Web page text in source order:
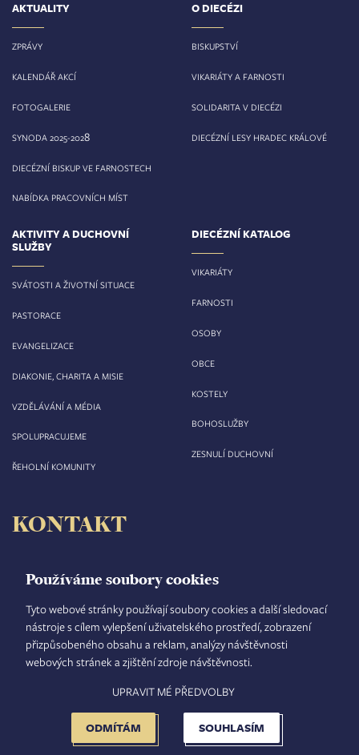
Používáme soubory cookies
Tyto webové stránky používají soubory cookies a další sledovací
nástroje s cílem vylepšení uživatelského prostředí, zobrazení
přizpůsobeného obsahu a reklam, analýzy návštěvnosti
webových stránek a zjištění zdroje návštěvnosti.
SOUHLASÍM
ODMÍTÁM
UPRAVIT MÉ PŘEDVOLBY
AKTUALITY
ZPRÁVY
KALENDÁŘ AKCÍ
FOTOGALERIE
SYNODA 2025-2028
DIECÉZNÍ BISKUP VE FARNOSTECH
NABÍDKA PRACOVNÍCH MÍST
O DIECÉZI
BISKUPSTVÍ
VIKARIÁTY A FARNOSTI
SOLIDARITA V DIECÉZI
DIECÉZNÍ LESY HRADEC KRÁLOVÉ
AKTIVITY A DUCHOVNÍ
SLUŽBY
SVÁTOSTI A ŽIVOTNÍ SITUACE
PASTORACE
EVANGELIZACE
DIAKONIE, CHARITA A MISIE
VZDĚLÁVÁNÍ A MÉDIA
SPOLUPRACUJEME
ŘEHOLNÍ KOMUNITY
DIECÉZNÍ KATALOG
VIKARIÁTY
FARNOSTI
OSOBY
OBCE
KOSTELY
BOHOSLUŽBY
ZESNULÍ DUCHOVNÍ
KONTAKT
Velké náměstí 35/44
500 03 Hradec Králové
tel.: +420 495 063 611
IČO: 00 44 51 34
DIČ: CZ 00 44 51 34
Číslo účtu: 1006010044/5500
FOOTER
MENU
TISKOVÝ MLUVČÍ INTRANET MAPA STRÁNEK
NASTAVENÍ COOKIES